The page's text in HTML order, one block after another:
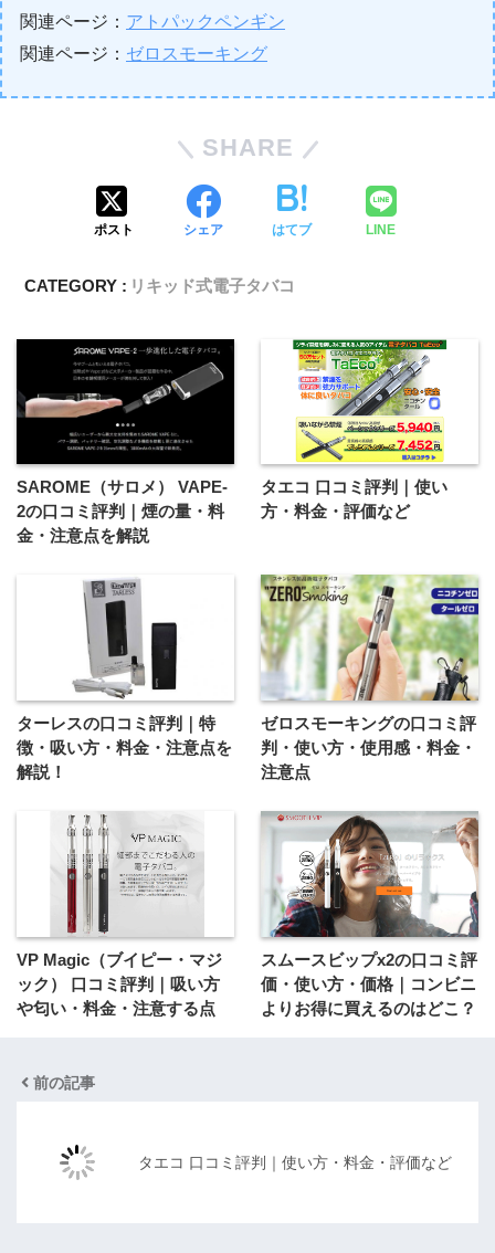
関連ページ： アトパックペンギン
関連ページ： ゼロスモーキング
SHARE
ポスト シェア はてブ LINE
CATEGORY : リキッド式電子タバコ
SAROME（サロメ） VAPE-
2の口コミ評判｜煙の量・料
金・注意点を解説
タエコ 口コミ評判｜使い
方・料金・評価など
ターレスの口コミ評判｜特
徴・吸い方・料金・注意点を
解説！
ゼロスモーキングの口コミ評
判・使い方・使用感・料金・
注意点
VP Magic（ブイピー・マジ
ック） 口コミ評判｜吸い方
や匂い・料金・注意する点
スムースビップx2の口コミ評
価・使い方・価格｜コンビニ
よりお得に買えるのはどこ？
前の記事
タエコ 口コミ評判｜使い方・料金・評価など